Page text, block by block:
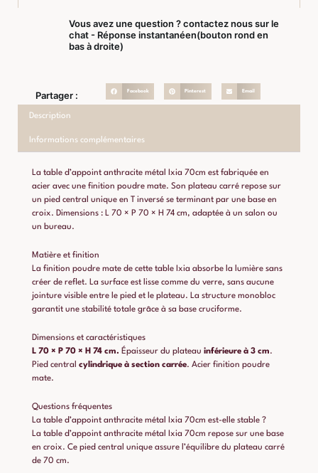
Vous avez une question ? contactez nous sur le
chat - Réponse instantanéen(bouton rond en
bas à droite)
Partager : Facebook Pinterest Email
Description
Informations complémentaires
La table d’appoint anthracite métal Ixia 70cm est fabriquée en
acier avec une finition poudre mate. Son plateau carré repose sur
un pied central unique en T inversé se terminant par une base en
croix. Dimensions : L 70 × P 70 × H 74 cm, adaptée à un salon ou
un bureau.
Matière et finition
La finition poudre mate de cette table Ixia absorbe la lumière sans
créer de reflet. La surface est lisse comme du verre, sans aucune
jointure visible entre le pied et le plateau. La structure monobloc
garantit une stabilité totale grâce à sa base cruciforme.
Dimensions et caractéristiques
L 70 × P 70 × H 74 cm. Épaisseur du plateau inférieure à 3 cm.
Pied central cylindrique à section carrée. Acier finition poudre
mate.
Questions fréquentes
La table d’appoint anthracite métal Ixia 70cm est-elle stable ?
La table d’appoint anthracite métal Ixia 70cm repose sur une base
en croix. Ce pied central unique assure l’équilibre du plateau carré
de 70 cm.